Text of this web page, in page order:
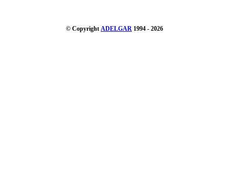
© Copyright ADELGAR 1994 - 2026